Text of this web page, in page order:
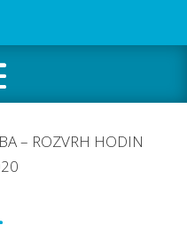
– ROZVRH HODIN